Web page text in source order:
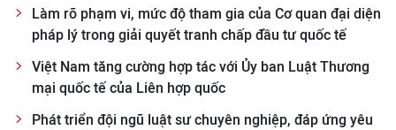
Làm rõ phạm vi, mức độ tham gia của Cơ quan đại diện
pháp lý trong giải quyết tranh chấp đầu tư quốc tế
Việt Nam tăng cường hợp tác với Ủy ban Luật Thương
mại quốc tế của Liên hợp quốc
Phát triển đội ngũ luật sư chuyên nghiệp, đáp ứng yêu